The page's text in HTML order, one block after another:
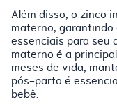
Além disso, o zinco
materno,
essenciais para seu
materno é a
meses de vida,
pós-parto é
bebê.